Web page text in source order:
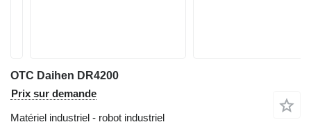
OTC Daihen DR4200
Prix sur demande
Matériel industriel - robot industriel